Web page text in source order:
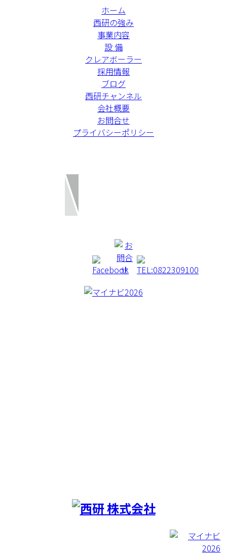
ホーム
西研の強み
事業内容
設 備
クレアボーラー
採用情報
ブログ
西研チャンネル
会社概要
お問合せ
プライバシーポリシー